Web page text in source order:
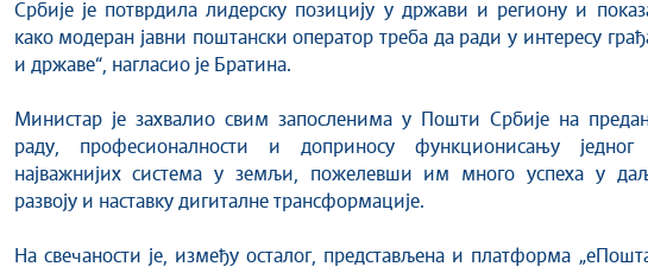
Србије је потврдила лидерску позицију у држави и региону и
како модеран јавни поштански оператор треба да ради у интересу
и државе“, нагласио је Братина.
Министар је захвалио свим запосленима у Пошти Србије на
раду, професионалности и доприносу функционисању једног
најважнијих система у земљи, пожелевши им много успеха у
развоју и наставку дигиталне трансформације.
На свечаности је, између осталог, представљена и платформа